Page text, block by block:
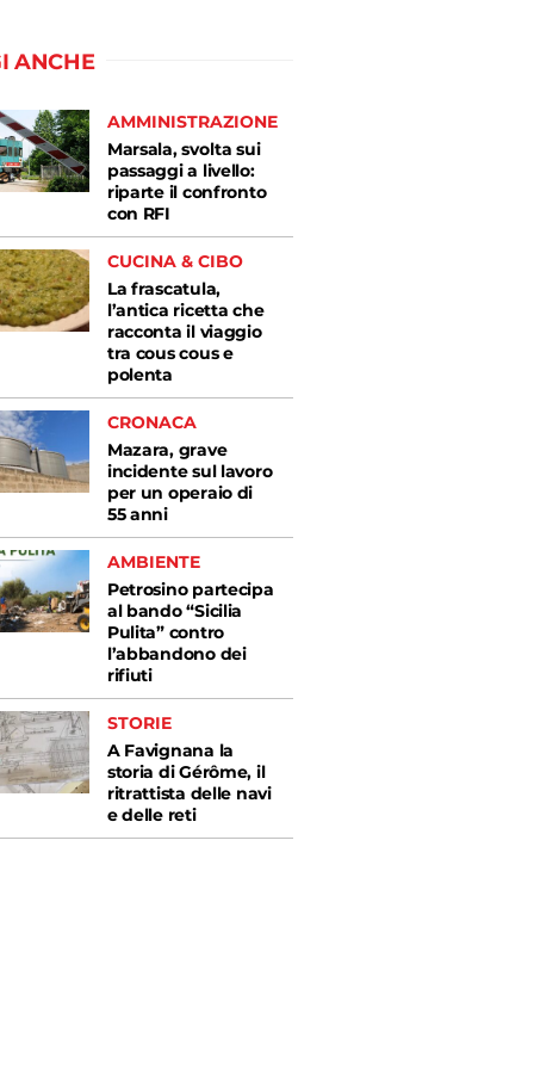
ANCHE
AMMINISTRAZIONE
Marsala, svolta sui
passaggi a livello:
riparte il confronto
con RFI
CUCINA & CIBO
La frascatula,
l’antica ricetta che
racconta il viaggio
tra cous cous e
polenta
CRONACA
Mazara, grave
incidente sul lavoro
per un operaio di
55 anni
AMBIENTE
Petrosino partecipa
al bando “Sicilia
Pulita” contro
l’abbandono dei
rifiuti
STORIE
A Favignana la
storia di Gérôme, il
ritrattista delle navi
e delle reti